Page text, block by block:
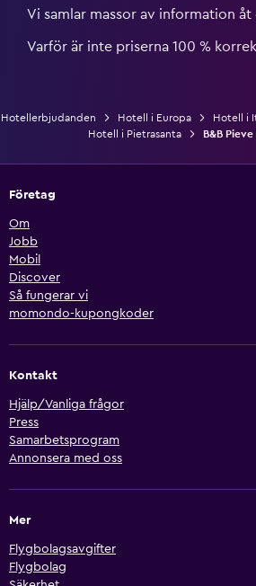
Vi samlar massor av information åt
Varför är inte priserna 100 %
Hotellerbjudanden Hotell i Europa Hotell i
Hotell i Pietrasanta
B&B
Företag
Om
Jobb
Mobil
Discover
Så fungerar vi
momondo-kupongkoder
Kontakt
Hjälp/Vanliga frågor
Press
Samarbetsprogram
Annonsera med oss
Mer
Flygbolagsavgifter
Flygbolag